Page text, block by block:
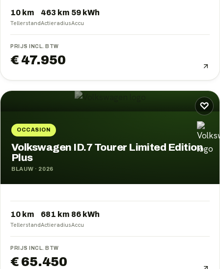
10 km
Tellerstand
463 km
Actieradius
59 kWh
Accu
PRIJS INCL. BTW
€ 47.950
♡
OCCASION
Volkswagen ID.7 Tourer Limited Edition
Plus
BLAUW · 2026
10 km
Tellerstand
681 km
Actieradius
86 kWh
Accu
PRIJS INCL. BTW
€ 65.450